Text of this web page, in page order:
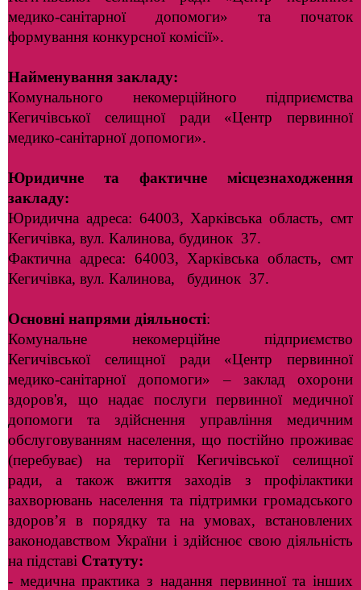
медико-санітарної допомоги» та початок
формування конкурсної комісії».
Найменування закладу:
Комунального некомерційного підприємства
Кегичівської селищної ради «Центр первинної
медико-санітарної допомоги».
Юридичне та фактичне місцезнаходження
закладу:
Юридична адреса: 64003, Харківська область, смт
Кегичівка, вул. Калинова, будинок 37.
Фактична адреса: 64003, Харківська область, смт
Кегичівка, вул. Калинова, будинок 37.
Основні напрями діяльності:
Комунальне некомерційне підприємство
Кегичівської селищної ради «Центр первинної
медико-санітарної допомоги» – заклад охорони
здоров'я, що надає послуги первинної медичної
допомоги та здійснення управління медичним
обслуговуванням населення, що постійно проживає
(перебуває) на території Кегичівської селищної
ради, а також вжиття заходів з профілактики
захворювань населення та підтримки громадського
здоров’я в порядку та на умовах, встановлених
законодавством України і здійснює свою діяльність
на підставі Статуту:
- медична практика з надання первинної та інших